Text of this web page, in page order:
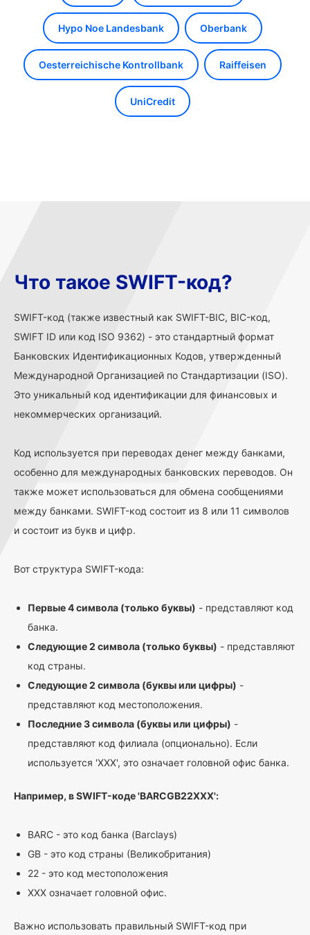
Hypo Noe Landesbank Oberbank
Oesterreichische Kontrollbank Raiffeisen
UniCredit
Что такое SWIFT-код?
SWIFT-код (также известный как SWIFT-BIC, BIC-код,
SWIFT ID или код ISO 9362) - это стандартный формат
Банковских Идентификационных Кодов, утвержденный
Международной Организацией по Стандартизации (ISO).
Это уникальный код идентификации для финансовых и
некоммерческих организаций.
Код используется при переводах денег между банками,
особенно для международных банковских переводов. Он
также может использоваться для обмена сообщениями
между банками. SWIFT-код состоит из 8 или 11 символов
и состоит из букв и цифр.
Вот структура SWIFT-кода:
Первые 4 символа (только буквы) - представляют код
банка.
Следующие 2 символа (только буквы) - представляют
код страны.
Следующие 2 символа (буквы или цифры) -
представляют код местоположения.
Последние 3 символа (буквы или цифры) -
представляют код филиала (опционально). Если
используется 'XXX', это означает головной офис банка.
Например, в SWIFT-коде 'BARCGB22XXX':
BARC - это код банка (Barclays)
GB - это код страны (Великобритания)
22 - это код местоположения
XXX означает головной офис.
Важно использовать правильный SWIFT-код при